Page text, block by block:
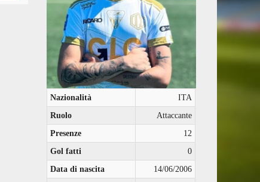
Nazionalità
ITA
Ruolo
Attaccante
Presenze
12
Gol fatti
0
Data di nascita
14/06/2006